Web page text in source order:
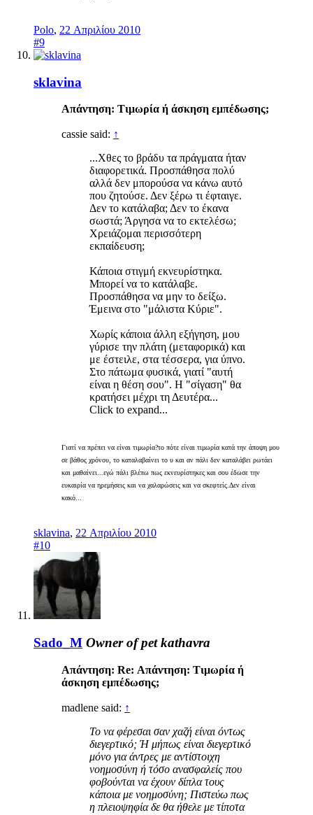
Polo, 22 Απριλίου 2010
#9
sklavina
Απάντηση: Τιμωρία ή άσκηση εμπέδωσης;
cassie said: ↑
...Χθες το βράδυ τα πράγματα ήταν
διαφορετικά. Προσπάθησα πολύ
αλλά δεν μπορούσα να κάνω αυτό
που ζητούσε. Δεν ξέρω τι έφταιγε.
Δεν το κατάλαβα; Δεν το έκανα
σωστά; Άργησα να το εκτελέσω;
Χρειάζομαι περισσότερη
εκπαίδευση;
Κάποια στιγμή εκνευρίστηκα.
Μπορεί να το κατάλαβε.
Προσπάθησα να μην το δείξω.
Έμεινα στο "μάλιστα Κύριε".
Χωρίς κάποια άλλη εξήγηση, μου
γύρισε την πλάτη (μεταφορικά) και
με έστειλε, στα τέσσερα, για ύπνο.
Στο πάτωμα φυσικά, γιατί "αυτή
είναι η θέση σου". Η "σίγαση" θα
κρατήσει μέχρι τη Δευτέρα...
Click to expand...
Γιατί να πρέπει να είναι τιμωρία?το πότε είναι τιμωρία κατά την άποψη μου
σε βάθος χρόνου, το καταλαβαίνει το υ και αν πάλι δεν καταλάβει ρωτάει
και μαθαίνει...εγώ πάλι βλέπω πως εκνευρίστηκες και σου έδωσε την
ευκαιρία να ηρεμήσεις και να χαλαρώσεις και να σκεφτείς.Δεν είναι
κακό...
sklavina, 22 Απριλίου 2010
#10
Sado_M Owner of pet kathavra
Απάντηση: Re: Απάντηση: Τιμωρία ή
άσκηση εμπέδωσης;
madlene said: ↑
Το να φέρεσαι σαν χαζή είναι όντως
διεγερτικό; Ή μήπως είναι διεγερτικό
μόνο για άντρες με αντίστοιχη
νοημοσύνη ή τόσο ανασφαλείς που
φοβούνται να έχουν δίπλα τους
κάποια με νοημοσύνη; Πιστεύω πως
η πλειοψηφία δε θα ήθελε με τίποτα